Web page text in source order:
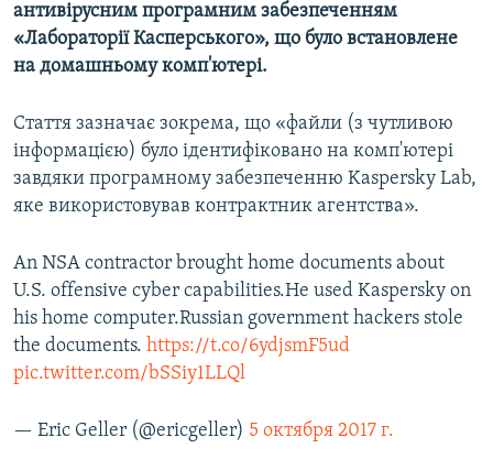
антивірусним програмним забезпеченням
«Лабораторії Касперського», що було встановлене
на домашньому комп'ютері.
Стаття зазначає зокрема, що «файли (з чутливою
інформацією) було ідентифіковано на комп'ютері
завдяки програмному забезпеченню Kaspersky Lab,
яке використовував контрактник агентства».
An NSA contractor brought home documents about
U.S. offensive cyber capabilities.He used Kaspersky on
his home computer.Russian government hackers stole
the documents. https://t.co/6ydjsmF5ud
pic.twitter.com/bSSiy1LLQl
— Eric Geller (@ericgeller) 5 октября 2017 г.